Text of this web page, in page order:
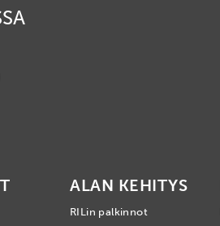
ALAN KEHITYS
RILin palkinnot